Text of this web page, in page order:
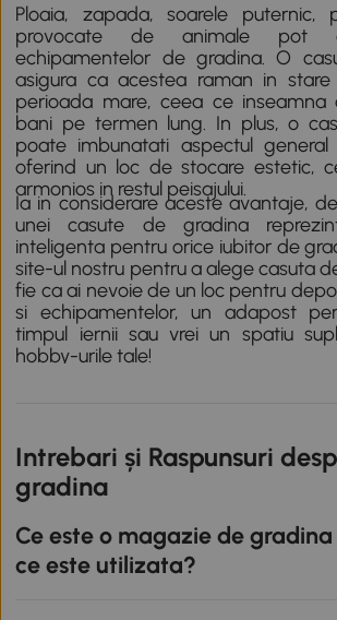
Ploaia, zapada, soarele puternic,
provocate de animale pot
echipamentelor de gradina. O
asigura ca acestea raman in
perioada mare, ceea ce
bani pe termen lung. In plus, o
poate imbunatati aspectul general
oferind un loc de stocare estetic,
armonios in restul peisajului.
Ia in considerare aceste avantaje,
unei casute de gradina
inteligenta pentru orice iubitor de
site-ul nostru pentru a alege casuta
fie ca ai nevoie de un loc pentru
si echipamentelor, un adapost
timpul iernii sau vrei un spatiu
hobby-urile tale!
Intrebari și Raspunsuri
gradina
Ce este o magazie de
ce este utilizata?